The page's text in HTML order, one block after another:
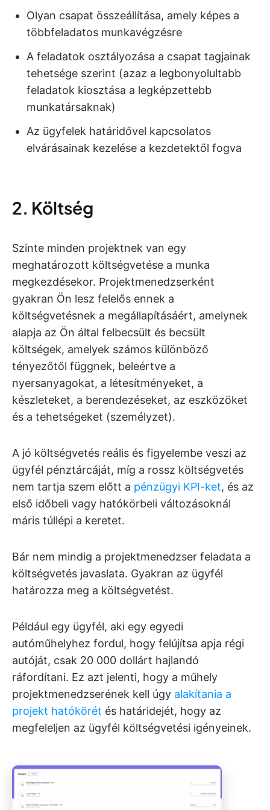
Olyan csapat összeállítása, amely képes a
többfeladatos munkavégzésre
A feladatok osztályozása a csapat tagjainak
tehetsége szerint (azaz a legbonyolultabb
feladatok kiosztása a legképzettebb
munkatársaknak)
Az ügyfelek határidővel kapcsolatos
elvárásainak kezelése a kezdetektől fogva
2. Költség
Szinte minden projektnek van egy
meghatározott költségvetése a munka
megkezdésekor. Projektmenedzserként
gyakran Ön lesz felelős ennek a
költségvetésnek a megállapításáért, amelynek
alapja az Ön által felbecsült és becsült
költségek, amelyek számos különböző
tényezőtől függnek, beleértve a
nyersanyagokat, a létesítményeket, a
készleteket, a berendezéseket, az eszközöket
és a tehetségeket (személyzet).
A jó költségvetés reális és figyelembe veszi az
ügyfél pénztárcáját, míg a rossz költségvetés
nem tartja szem előtt a pénzügyi KPI-ket, és az
első időbeli vagy hatókörbeli változásoknál
máris túllépi a keretet.
Bár nem mindig a projektmenedzser feladata a
költségvetés javaslata. Gyakran az ügyfél
határozza meg a költségvetést.
Például egy ügyfél, aki egy egyedi
autóműhelyhez fordul, hogy felújítsa apja régi
autóját, csak 20 000 dollárt hajlandó
ráfordítani. Ez azt jelenti, hogy a műhely
projektmenedzserének kell úgy alakítania a
projekt hatókörét és határidejét, hogy az
megfeleljen az ügyfél költségvetési igényeinek.